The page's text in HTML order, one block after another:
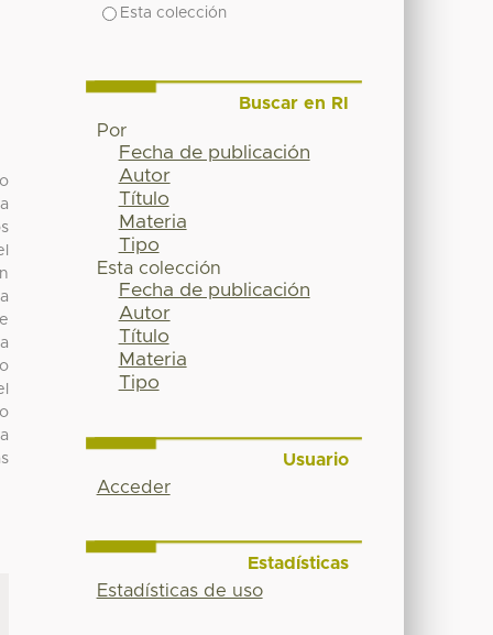
Esta colección
Buscar en RI
Por
Fecha de publicación
Autor
Título
Materia
Tipo
Esta colección
Fecha de publicación
Autor
Título
Materia
Tipo
Usuario
Acceder
Estadísticas
Estadísticas de uso